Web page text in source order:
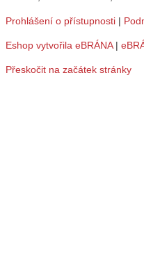
Prohlášení o přístupnosti |
Eshop vytvořila eBRÁNA|
Přeskočit na začátek stránky